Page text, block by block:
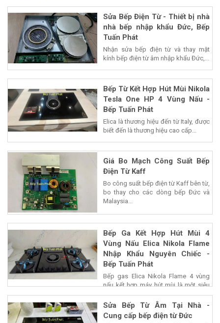
Sửa Bếp Điện Từ - Thiết bị nhà
nhà bếp nhập khẩu Đức, Bếp
Tuấn Phát
Nhận sửa bếp điện từ và thay mặt
kính bếp điện từ âm nhập khẩu Đức,...
Bếp Từ Kết Hợp Hút Mùi Nikola
Tesla One HP 4 Vùng Nấu -
Bếp Tuấn Phát
Elica là thương hiệu đến từ Italy, được
biết đến là thương hiệu cao cấp...
Giá Bo Mạch Công Suất Bếp
Điện Từ Kaff
Bo công suất bếp điện từ Kaff bên từ,
bo thay cho các dòng bếp Đức và
Malaysia...
Bếp Ga Kết Hợp Hút Mùi 4
Vùng Nấu Elica Nikola Flame
Nhập Khẩu Nguyên Chiếc -
Bếp Tuấn Phát
Bếp gas Elica Nikola Flame 4 vùng
nấu kết hợp máy hút mùi là một siêu
phẩm của...
Sửa Bếp Từ Âm Tại Nhà -
Cung cấp bếp điện từ Đức